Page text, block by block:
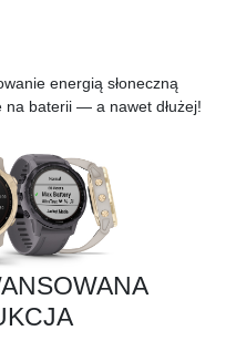
energią słoneczną
na baterii — a nawet dłużej!